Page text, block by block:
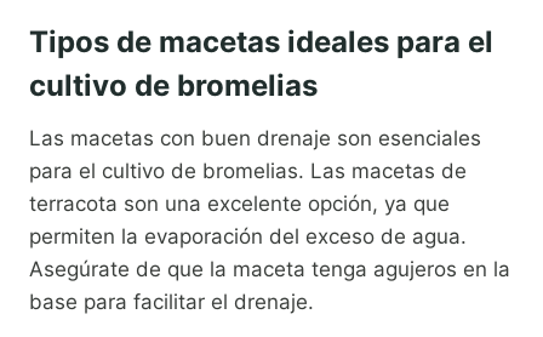
Tipos de macetas ideales para el
cultivo de bromelias
Las macetas con buen drenaje son esenciales
para el cultivo de bromelias. Las macetas de
terracota son una excelente opción, ya que
permiten la evaporación del exceso de agua.
Asegúrate de que la maceta tenga agujeros en la
base para facilitar el drenaje.